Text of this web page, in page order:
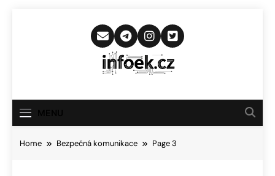
Infoek.cz
Novinkám
Home Bezpečná komunikace Page 3